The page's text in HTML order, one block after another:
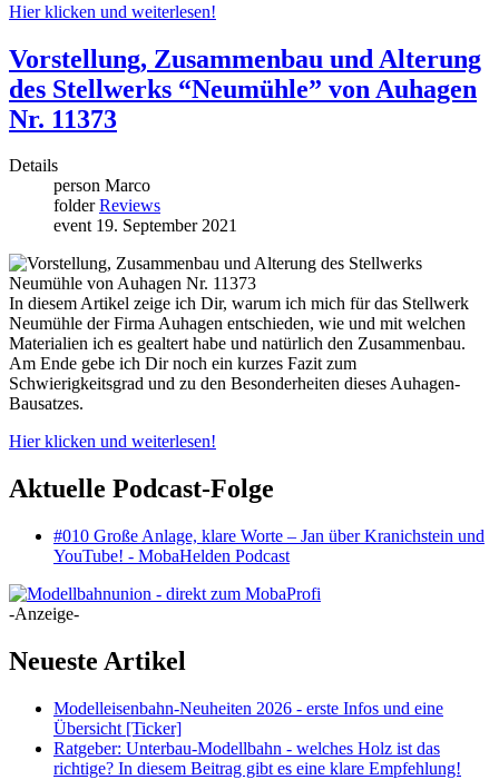
Hier klicken und weiterlesen!
Vorstellung, Zusammenbau und Alterung
des Stellwerks “Neumühle” von Auhagen
Nr. 11373
Details
person Marco
folder Reviews
event19. September 2021
In diesem Artikel zeige ich Dir, warum ich mich für das Stellwerk
Neumühle der Firma Auhagen entschieden, wie und mit welchen
Materialien ich es gealtert habe und natürlich den Zusammenbau.
Am Ende gebe ich Dir noch ein kurzes Fazit zum
Schwierigkeitsgrad und zu den Besonderheiten dieses Auhagen-
Bausatzes.
Hier klicken und weiterlesen!
Aktuelle Podcast-Folge
#010 Große Anlage, klare Worte – Jan über Kranichstein und
YouTube! - MobaHelden Podcast
-Anzeige-
Neueste Artikel
Modelleisenbahn-Neuheiten 2026 - erste Infos und eine
Übersicht [Ticker]
Ratgeber: Unterbau-Modellbahn - welches Holz ist das
richtige? In diesem Beitrag gibt es eine klare Empfehlung!